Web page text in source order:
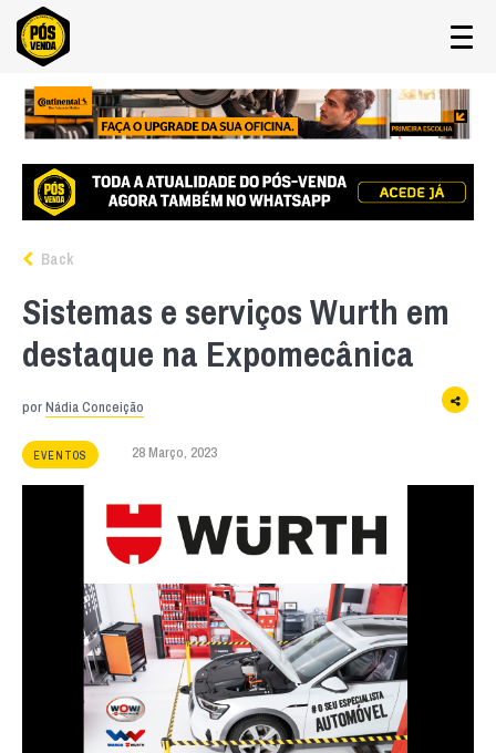
Back
Sistemas e serviços Wurth em
destaque na Expomecânica
porNádia Conceição
EVENTOS 28 Março, 2023